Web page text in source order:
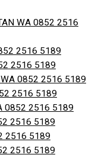
WA 0852 2516
2516 5189
2516 5189
WA 0852 2516 5189
2516 5189
0852 2516 5189
2516 5189
2516 5189
2516 5189